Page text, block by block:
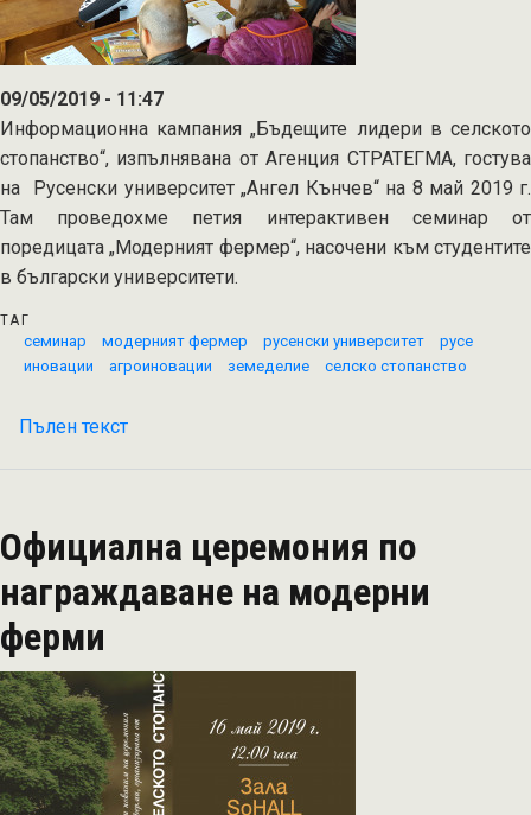
09/05/2019 - 11:47
Информационна кампания „Бъдещите лидери в селското
стопанство“, изпълнявана от Агенция СТРАТЕГМА, гостува
на Русенски университет „Ангел Кънчев“ на 8 май 2019 г.
Там проведохме петия интерактивен семинар от
поредицата „Модерният фермер“, насочени към студентите
в български университети.
ТАГ
семинар
модерният фермер русенски университет
русе
иновации
агроиновации земеделие селско стопанство
Пълен текст
фермер"
проведе
университет
„Ангел
Кънчев“
Официална церемония по
награждаване на модерни
ферми